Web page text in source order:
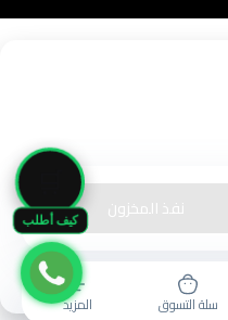
كيف أطلب نفذ المخزون
سلة التسوق المزيد